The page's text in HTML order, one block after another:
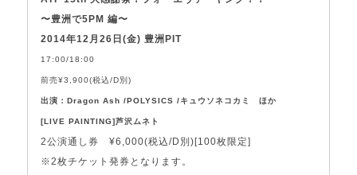
〜豊洲で5PM 編〜
2014年12月26日(金) 豊洲PIT
17:00/18:00
前売¥3,900(税込/D別)
出演：Dragon Ash /POLYSICS /キュウソネコカミ ほか
[LIVE PAINTING]芦沢ムネト
2公演通し券 ¥6,000(税込/D別)[100枚限定]
※2枚チケット発券となります。